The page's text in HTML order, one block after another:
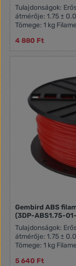
Tulajdonságok: Erős, rugalmas és tartós anyag A szál
átmérője: 1.75 ±
Tömege: 1 kg
4 880 Ft
Gembird ABS
(3DP-ABS1.75-
Tulajdonságok: Erős, rugalmas és tartós anyag A szál
átmérője: 1.75 ±
Tömege: 1 kg
5 640 Ft